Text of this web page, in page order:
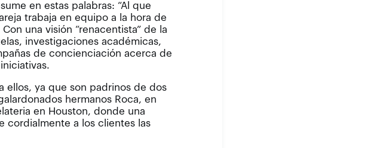
en estas palabras: “Al que
trabaja en equipo a la hora de
una visión “renacentista” de la
investigaciones académicas,
de concienciación acerca de
ellos, ya que son padrinos de dos
hermanos Roca, en
en Houston, donde una
cordialmente a los clientes las